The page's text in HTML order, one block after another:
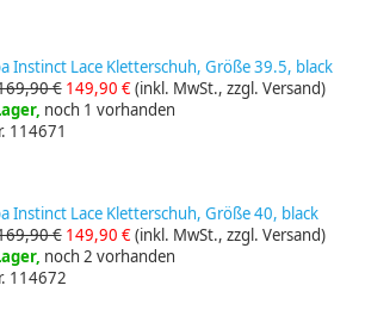
Instinct Lace Kletterschuh, Größe 39.5, black
€ 149,90 €(inkl. MwSt., zzgl. Versand)
noch 1 vorhanden
114671
Instinct Lace Kletterschuh, Größe 40, black
€ 149,90 €(inkl. MwSt., zzgl. Versand)
noch 2 vorhanden
114672